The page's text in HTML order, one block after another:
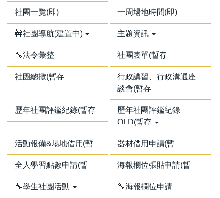
社團一覽(即) 一周場地時間(即)
🚧社團導航(建置中) 主題資訊
🔧法令彙整 社團表單(暫存
社團總攬(暫存
行政講習、行政溝通座
談會(暫存
歷年社團評鑑紀錄(暫存
歷年社團評鑑紀錄
OLD(暫存
活動報備&場地借用(暫 器材借用申請(暫
全人學習點數申請(暫 海報欄位張貼申請(暫
🔧學生社團活動 🔧海報欄位申請